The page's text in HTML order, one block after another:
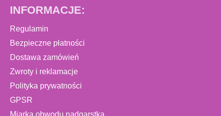
INFORMACJE:
Regulamin
Bezpieczne płatności
Dostawa zamówień
Zwroty i reklamacje
Polityka prywatności
GPSR